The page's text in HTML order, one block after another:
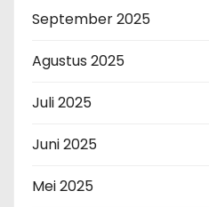
September 2025
Agustus 2025
Juli 2025
Juni 2025
Mei 2025